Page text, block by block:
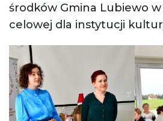
środków Gmina Lubiewo
celowej dla instytucji